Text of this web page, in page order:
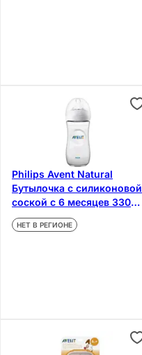
Philips Avent Natural
Бутылочка с силиконовой
соской с 6 месяцев 330
мл
НЕТ В РЕГИОНЕ